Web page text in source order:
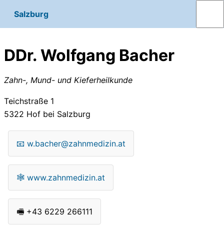
Salzburg
DDr. Wolfgang Bacher
Zahn-, Mund- und Kieferheilkunde
Teichstraße 1
5322 Hof bei Salzburg
📧 w.bacher@zahnmedizin.at
🕸 www.zahnmedizin.at
🖷 +43 6229 266111